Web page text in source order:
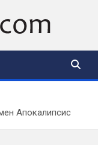
Апокалипсис